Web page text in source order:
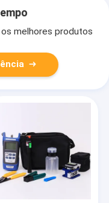
melhores produtos